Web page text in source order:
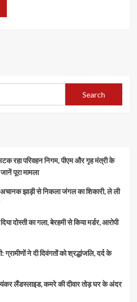
Search
रहा परिवहन निगम, पीएम और गृह मंत्री के
पूरा मामला
झाड़ी से निकला जंगल का शिकारी, ले ली
दोस्ती का गला, बेरहमी से किया मर्डर, आरोपी
ने दी दिवंगतों को श्रद्धांजलि, दर्द के
लैंडस्लाइड, कमरे की दीवार तोड़ घर के अंदर